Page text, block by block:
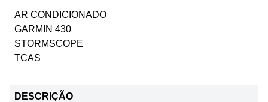
AR CONDICIONADO
GARMIN 430
STORMSCOPE
TCAS
DESCRIÇÃO